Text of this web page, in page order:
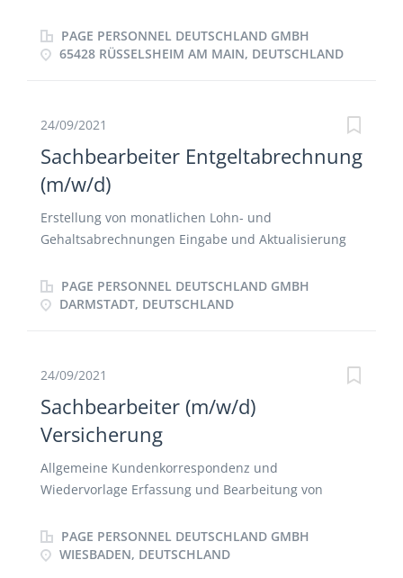
Kontierung und Buchung von Eingangsrechnungen
zuständig Sie erstellen, kontieren und buchen
PAGE PERSONNEL DEUTSCHLAND GMBH
65428 RÜSSELSHEIM AM MAIN, DEUTSCHLAND
24/09/2021
Sachbearbeiter Entgeltabrechnung
(m/w/d)
Erstellung von monatlichen Lohn- und
Gehaltsabrechnungen Eingabe und Aktualisierung
Personalakten Korrespondenz mit Krankenkassen,
Versicherungen und sonstigen Behörden
Bescheinigungswesens Erfassung der monatlich
geleisteten Stunden, Urlaubs- und Krankheitstagen
Bearbeitung von Ein- und Austritten Bearbeitung von
Altersvorsorge und vermögenswirksamen Leistungen
von Mitarbeitern bzgl. lohnabrechnungsrelevanter
Fragen
PAGE PERSONNEL DEUTSCHLAND GMBH
DARMSTADT, DEUTSCHLAND
24/09/2021
Sachbearbeiter (m/w/d)
Versicherung
Allgemeine Kundenkorrespondenz und
Wiedervorlage Erfassung und Bearbeitung von
bei der weiteren Entwicklung und dem Ausbau der
Versicherungsprozesse Verwaltung der Policen sowie
PAGE PERSONNEL DEUTSCHLAND GMBH
WIESBADEN, DEUTSCHLAND